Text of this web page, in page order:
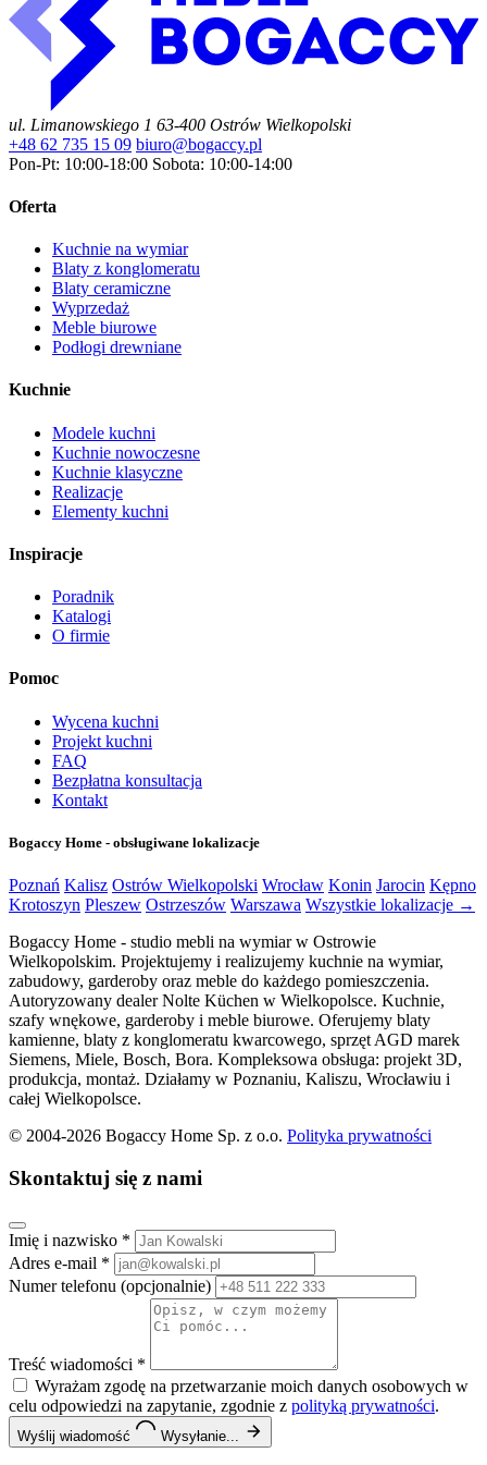
ul. Limanowskiego 1 63-400 Ostrów Wielkopolski
+48 62 735 15 09 biuro@bogaccy.pl
Pon-Pt: 10:00-18:00 Sobota: 10:00-14:00
Oferta
Kuchnie na wymiar
Blaty z konglomeratu
Blaty ceramiczne
Wyprzedaż
Meble biurowe
Podłogi drewniane
Kuchnie
Modele kuchni
Kuchnie nowoczesne
Kuchnie klasyczne
Realizacje
Elementy kuchni
Inspiracje
Poradnik
Katalogi
O firmie
Pomoc
Wycena kuchni
Projekt kuchni
FAQ
Bezpłatna konsultacja
Kontakt
Bogaccy Home - obsługiwane lokalizacje
Poznań Kalisz Ostrów Wielkopolski Wrocław Konin Jarocin Kępno
Krotoszyn Pleszew Ostrzeszów Warszawa Wszystkie lokalizacje →
Bogaccy Home - studio mebli na wymiar w Ostrowie
Wielkopolskim. Projektujemy i realizujemy kuchnie na wymiar,
zabudowy, garderoby oraz meble do każdego pomieszczenia.
Autoryzowany dealer Nolte Küchen w Wielkopolsce. Kuchnie,
szafy wnękowe, garderoby i meble biurowe. Oferujemy blaty
kamienne, blaty z konglomeratu kwarcowego, sprzęt AGD marek
Siemens, Miele, Bosch, Bora. Kompleksowa obsługa: projekt 3D,
produkcja, montaż. Działamy w Poznaniu, Kaliszu, Wrocławiu i
całej Wielkopolsce.
© 2004-2026 Bogaccy Home Sp. z o.o. Polityka prywatności
Skontaktuj się z nami
Imię i nazwisko *
Adres e-mail *
Numer telefonu (opcjonalnie)
Treść wiadomości *
Wyrażam zgodę na przetwarzanie moich danych osobowych w
celu odpowiedzi na zapytanie, zgodnie z polityką prywatności.
Wyślij wiadomość Wysyłanie...